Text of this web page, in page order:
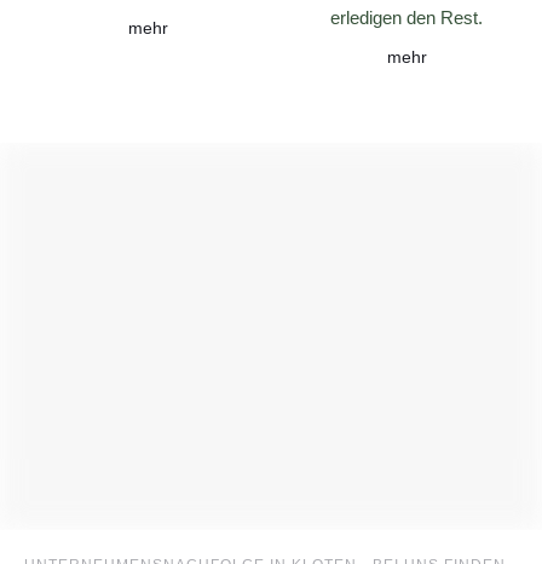
mehr
erledigen den Rest.
mehr